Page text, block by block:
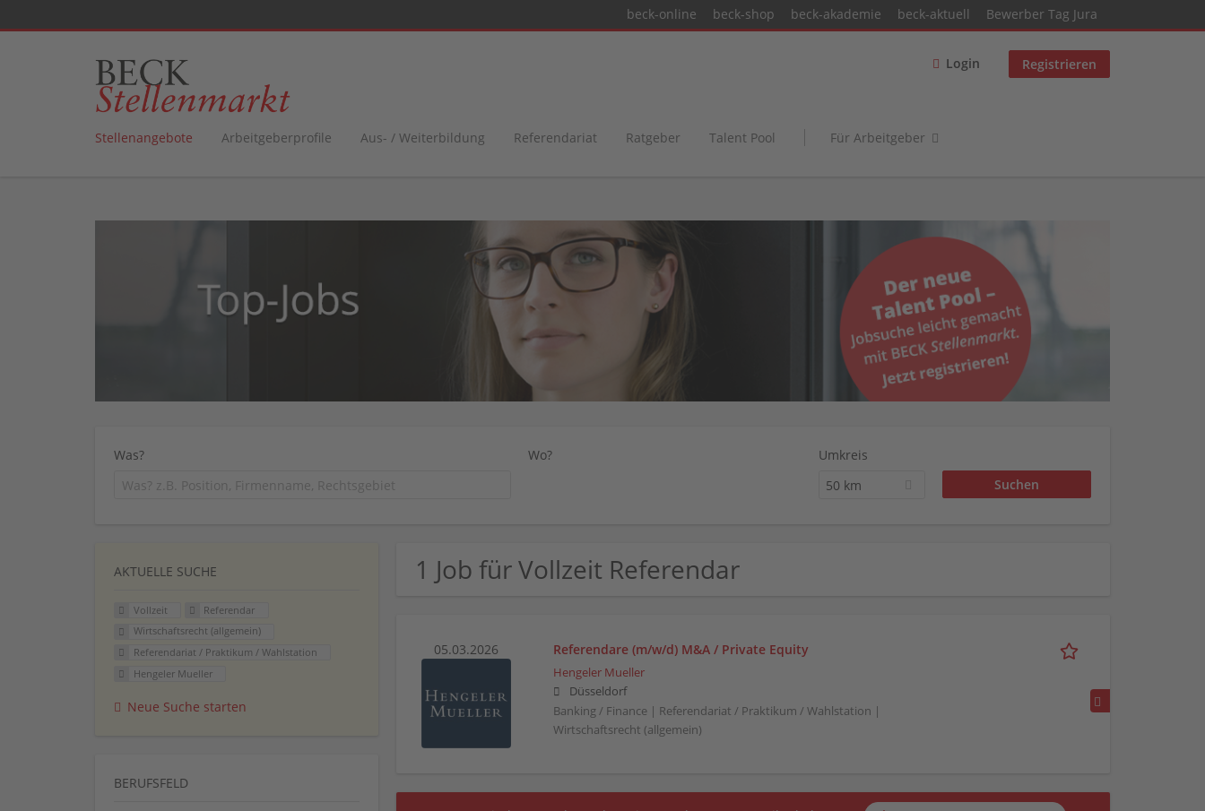
beck-online beck-shop beck-akademie beck-aktuell Bewerber Tag Jura
Login Registrieren
Stellenangebote Arbeitgeberprofile Aus- / Weiterbildung Referendariat Ratgeber Talent Pool Für Arbeitgeber
Was? Wo?
Umkreis
50 km
1 Job für Vollzeit Referendar
05.03.2026 Referendare (m/w/d) M&A / Private Equity
Hengeler Mueller
Düsseldorf
Banking / Finance | Referendariat / Praktikum / Wahlstation |
Wirtschaftsrecht (allgemein)
AKTUELLE SUCHE
Vollzeit
Referendar
Wirtschaftsrecht (allgemein)
Referendariat / Praktikum / Wahlstation
Hengeler Mueller
Neue Suche starten
BERUFSFELD